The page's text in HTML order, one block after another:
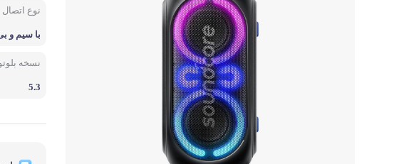
کیبورد (صفحه کلید)
کتاب، لوازم تحریر و هنر
نوع اتصال
با سیم و
نسخه
5.3